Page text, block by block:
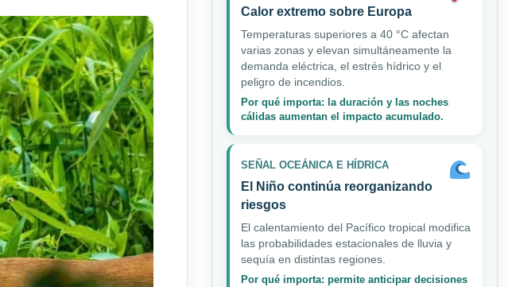
Calor extremo sobre Europa
Temperaturas superiores a 40 °C afectan
varias zonas y elevan simultáneamente la
demanda eléctrica, el estrés hídrico y el
peligro de incendios.
Por qué importa: la duración y las noches
cálidas aumentan el impacto acumulado.
SEÑAL OCEÁNICA E HÍDRICA
El Niño continúa reorganizando
riesgos
El calentamiento del Pacífico tropical modifica
las probabilidades estacionales de lluvia y
sequía en distintas regiones.
Por qué importa: permite anticipar decisiones